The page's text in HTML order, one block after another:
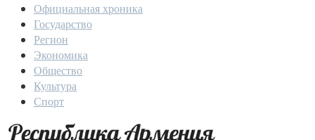
Официальная хроника
Государство
Регион
Экономика
Общество
Культура
Спорт